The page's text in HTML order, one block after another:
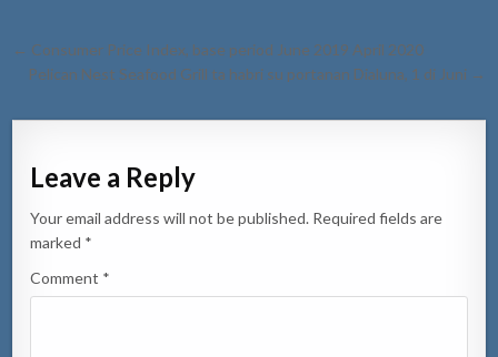
Post
navigation
← Consumer Price Index, base period June 2019 April 2020
Pelican Nest Seafood Grill ta habri su portanan Dialuna, 1 di Juni →
Leave a Reply
Your email address will not be published. Required fields are
marked *
Comment *